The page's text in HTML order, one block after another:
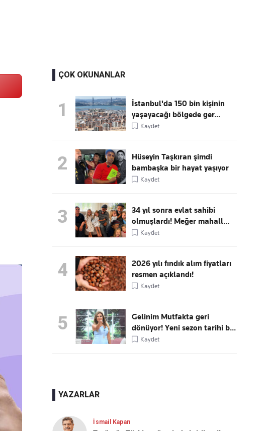
ÇOK OKUNANLAR
1
İstanbul'da 150 bin kişinin
yaşayacağı bölgede ger...
Kaydet
2
Hüseyin Taşkıran şimdi
bambaşka bir hayat yaşıyor
Kaydet
3
34 yıl sonra evlat sahibi
olmuşlardı! Meğer mahall...
Kaydet
4
2026 yılı fındık alım fiyatları
resmen açıklandı!
Kaydet
5
Gelinim Mutfakta geri
dönüyor! Yeni sezon tarihi b...
Kaydet
YAZARLAR
İsmail Kapan